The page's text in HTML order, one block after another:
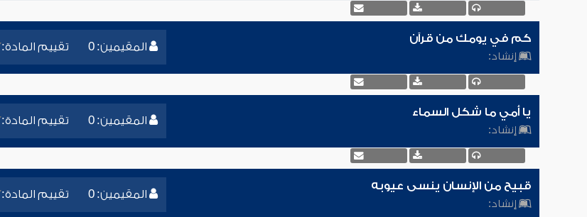
المقيمين: 0 تقييم المادة:
كم في يومك من قرآن
إنشاد:
المقيمين: 0 تقييم المادة:
يا أمي ما شكل السماء
إنشاد:
المقيمين: 0 تقييم المادة:
قبيح من الإنسان ينسى عيوبه
إنشاد: